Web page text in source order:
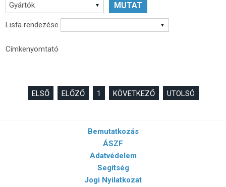
Gyártók
Lista rendezése
Címkenyomtató
ELSŐ ELŐZŐ 1 KÖVETKEZŐ UTOLSÓ
Bemutatkozás
ÁSZF
Adatvédelem
Segítség
Jogi Nyilatkozat